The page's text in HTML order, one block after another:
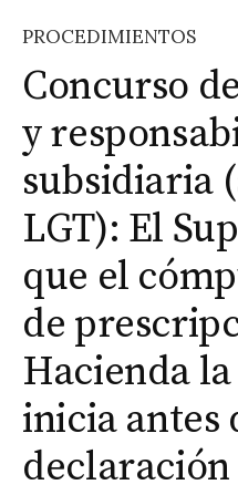
PROCEDIMIENTOS
Concurso
y
subsidiaria
LGT): El
que el
de
Hacienda
inicia antes